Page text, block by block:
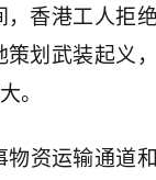
香港工人拒
划武装起义
。
资运输通道